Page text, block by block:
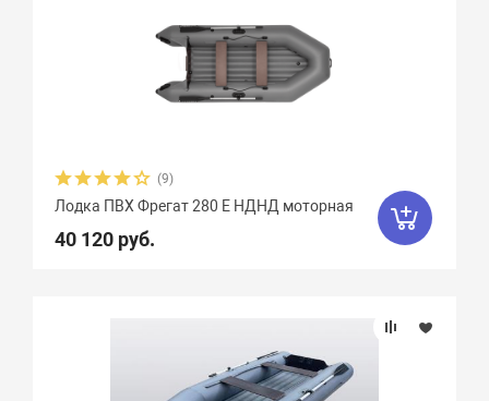
(9)
Лодка ПВХ Фрегат 280 Е НДНД моторная
40 120 руб.